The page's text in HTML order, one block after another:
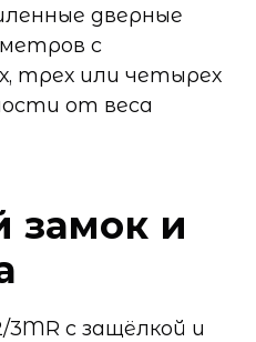
дверные
с
трех или четырех
от веса
замок и
3MR с защёлкой и